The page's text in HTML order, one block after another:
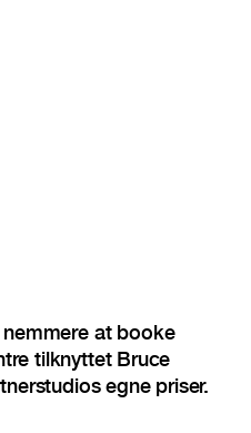
at booke
tilknyttet Bruce
egne priser.